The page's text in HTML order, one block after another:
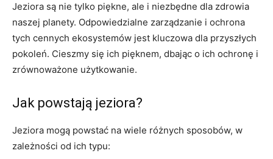
Jeziora są nie tylko piękne, ale i niezbędne dla zdrowia
naszej planety. Odpowiedzialne zarządzanie i ochrona
tych cennych ekosystemów jest kluczowa dla przyszłych
pokoleń. Cieszmy się ich pięknem, dbając o ich ochronę i
zrównoważone użytkowanie.
Jak powstają jeziora?
Jeziora mogą powstać na wiele różnych sposobów, w
zależności od ich typu: